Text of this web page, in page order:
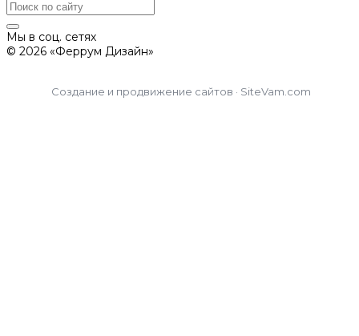
Мы в соц. сетях
© 2026 «Феррум Дизайн»
Создание и продвижение сайтов · SiteVam.com